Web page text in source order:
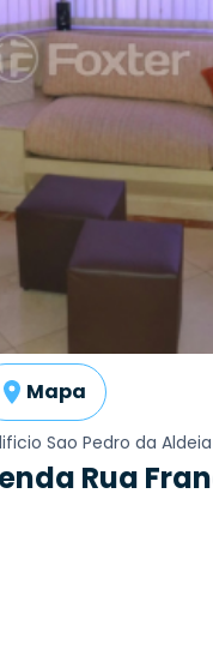
Mapa
Sao Pedro da Aldeia
Rua